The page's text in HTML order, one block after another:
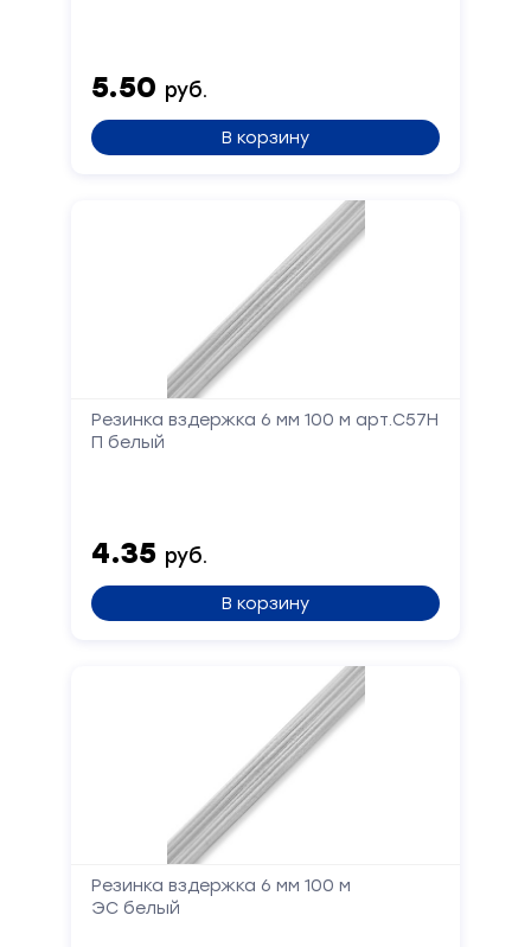
5.50 руб.
В корзину
Резинка вздержка 6 мм 100 м арт.С57Н
П белый
4.35 руб.
В корзину
Резинка вздержка 6 мм 100 м
ЭС белый
Форма